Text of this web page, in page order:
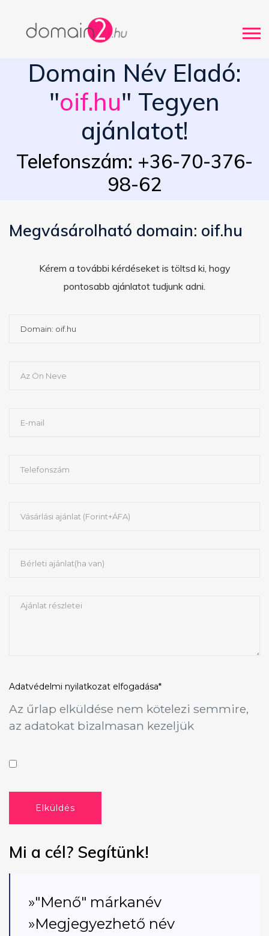
Domain Név Eladó:
"oif.hu" Tegyen
ajánlatot!
Telefonszám: +36-70-376-
98-62
Megvásárolható domain: oif.hu
Kérem a további kérdéseket is töltsd ki, hogy
pontosabb ajánlatot tudjunk adni.
Adatvédelmi nyilatkozat elfogadása*
Az űrlap elküldése nem kötelezi semmire,
az adatokat bizalmasan kezeljük
Elküldés
Mi a cél? Segítünk!
»"Menő" márkanév
»Megjegyezhető név